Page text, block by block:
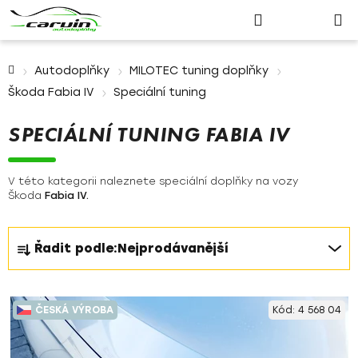
Přihlášení
košík
Autodoplňky
MILOTEC tuning doplňky
Škoda Fabia IV
Speciální tuning
SPECIÁLNÍ TUNING FABIA IV
V této kategorii naleznete speciální doplňky na vozy
Škoda Fabia IV.
Ř
a
z
e
n
í
Řadit podle:Nejprodávanější
V
ý
p
ČESKÁ VÝROBA Kód: 4 568 04